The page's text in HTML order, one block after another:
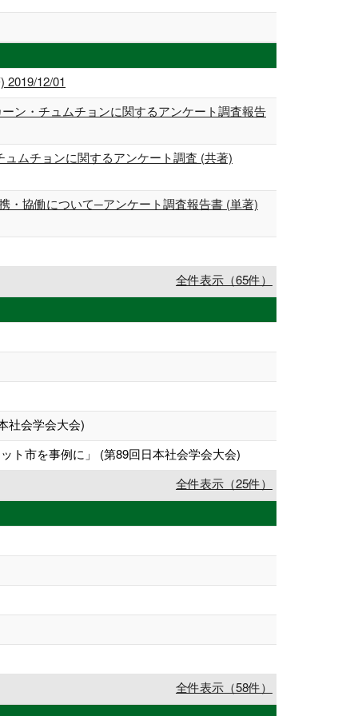
2019/12/01
ン・チュムチョンに関するアンケート調査報告
ムチョンに関するアンケート調査 (共著)
・協働について─アンケート調査報告書 (単著)
全件表示（65件）
社会学会大会)
ト市を事例に」 (第89回日本社会学会大会)
全件表示（25件）
全件表示（58件）